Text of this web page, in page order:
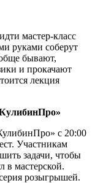
мастер-класс
руками соберут
бывают,
и прокачают
лекция
с 20:00
Участникам
задачи, чтобы
в мастерской.
розыгрышей.